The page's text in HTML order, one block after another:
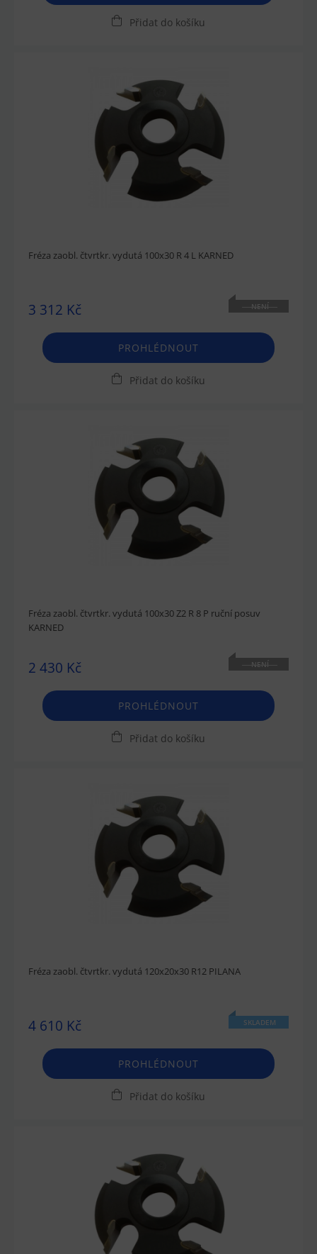
Přidat do košíku
Fréza zaobl. čtvrtkr. vydutá 100x30 R 4 L KARNED
3 312 Kč
NENÍ
PROHLÉDNOUT
Přidat do košíku
Fréza zaobl. čtvrtkr. vydutá 100x30 Z2 R 8 P ruční posuv
KARNED
2 430 Kč
NENÍ
PROHLÉDNOUT
Přidat do košíku
Fréza zaobl. čtvrtkr. vydutá 120x20x30 R12 PILANA
4 610 Kč SKLADEM
PROHLÉDNOUT
Přidat do košíku